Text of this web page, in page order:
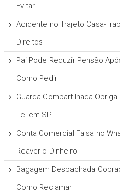
Evitar
Acidente no Trajeto Casa-
Direitos
Pai Pode Reduzir Pensão
Como Pedir
Guarda Compartilhada
Lei em SP
Conta Comercial Falsa no
Reaver o Dinheiro
Bagagem Despachada
Como Reclamar